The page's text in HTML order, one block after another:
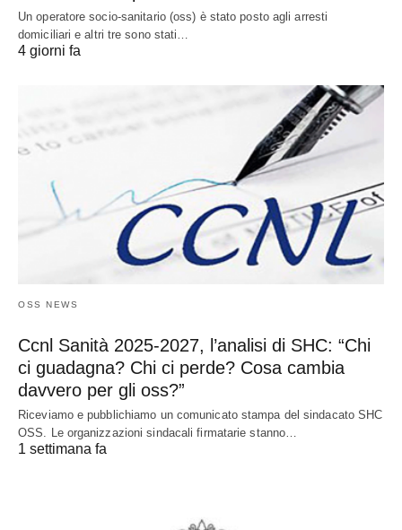
Un operatore socio-sanitario (oss) è stato posto agli arresti
domiciliari e altri tre sono stati…
4 giorni fa
OSS NEWS
Ccnl Sanità 2025-2027, l’analisi di SHC: “Chi
ci guadagna? Chi ci perde? Cosa cambia
davvero per gli oss?”
Riceviamo e pubblichiamo un comunicato stampa del sindacato SHC
OSS. Le organizzazioni sindacali firmatarie stanno…
1 settimana fa